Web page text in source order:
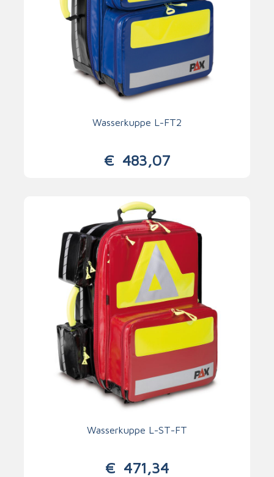
Wasserkuppe L-FT2
€ 483,07
Wasserkuppe L-ST-FT
€ 471,34